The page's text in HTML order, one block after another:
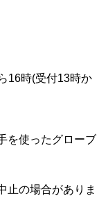
16時(受付13時か
を使ったグローブ
止の場合がありま